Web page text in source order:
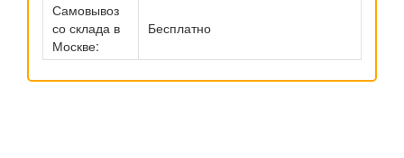
Самовывоз
со склада в
Москве:
Бесплатно